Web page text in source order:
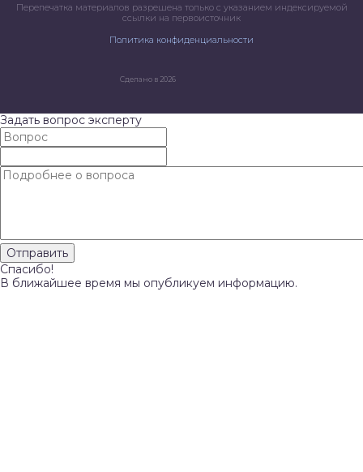
Перепечатка материалов разрешена только с указанием индексируемой
ссылки на первоисточник
Политика конфиденциальности
Сделано в 2026
Задать вопрос эксперту
Спасибо!
В ближайшее время мы опубликуем информацию.